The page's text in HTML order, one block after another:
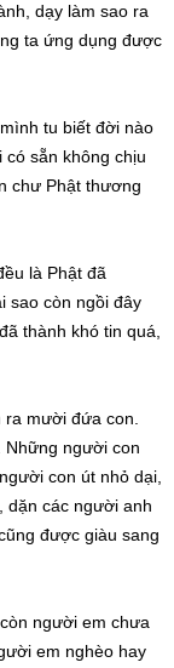
dạy làm sao ra
ta ứng dụng được
tu biết đời nào
sẵn không chịu
chư Phật thương
là Phật đã
sao còn ngồi đây
thành khó tin quá,
mười đứa con.
Những người con
con út nhỏ dại,
dặn các người anh
được giàu sang
người em chưa
em nghèo hay